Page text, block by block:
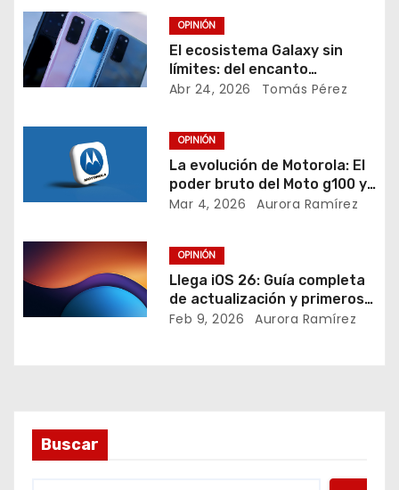
n
d
r
a
OPINIÓN
El ecosistema Galaxy sin
límites: del encanto
compacto del S23 a la
Abr 24, 2026 Tomás Pérez
OPINIÓN
La evolución de Motorola: El
poder bruto del Moto g100 y
el salto hacia la privacidad
Mar 4, 2026 Aurora Ramírez
OPINIÓN
Llega iOS 26: Guía completa
de actualización y primeros
detalles sobre el futuro iOS
Feb 9, 2026 Aurora Ramírez
Buscar